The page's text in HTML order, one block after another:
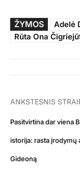
ŽYMOS Adelė
Rūta Ona
ANKSTESNIS
Pasitvirtina dar viena
istorija: rasta įrodymų
Gideoną